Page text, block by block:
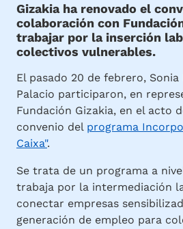
Gizakia ha renovado el
colaboración con
trabajar por la inserción
colectivos vulnerables.
El pasado 20 de febrero, Sonia
Palacio participaron, en
Fundación Gizakia, en el acto
convenio del programa
Caixa".
Se trata de un programa a
trabaja por la intermediación
conectar empresas
generación de empleo para